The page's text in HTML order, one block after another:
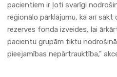
pacientiem ir ļoti svarīgi
reģionālo pārklājumu, kā arī sākt
rezerves fonda izveides, lai
pacientu grupām tiktu
pieejamības nepārtrauktība,"